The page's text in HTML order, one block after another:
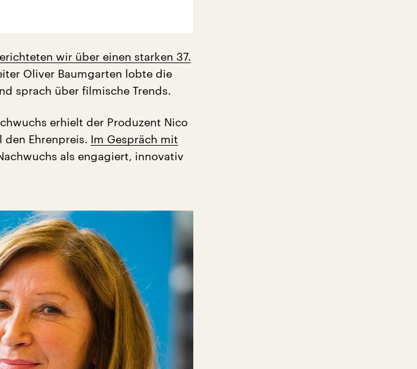
wir über einen starken 37.
Oliver Baumgarten lobte die
sprach über filmische Trends.
erhielt der Produzent Nico
den Ehrenpreis. Im Gespräch mit
als engagiert, innovativ